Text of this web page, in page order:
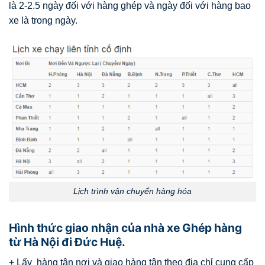
là 2-2.5 ngày đối với hàng ghép và ngày đối với hàng bao
xe là trong ngày.
Lịch trình vận chuyển hàng hóa
Hình thức giao nhận của nhà xe Ghép hàng
từ Hà Nội đi Đức Huệ.
+ Lấy hàng tận nơi và giao hàng tận theo địa chỉ cung cấp